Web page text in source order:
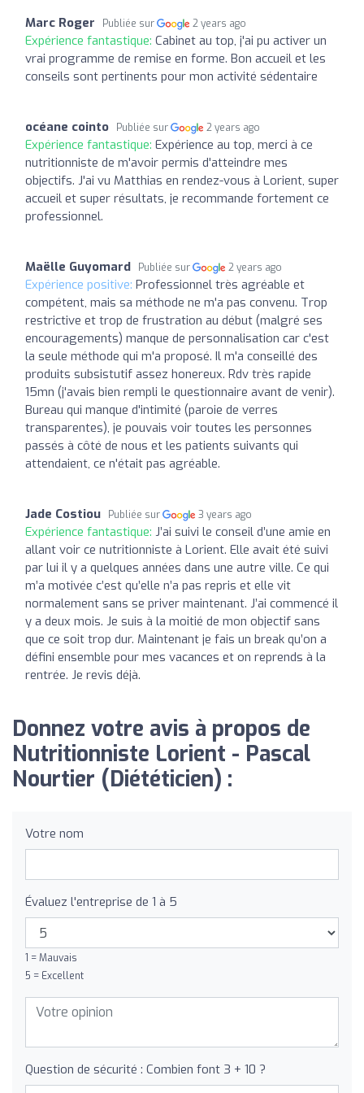
Marc Roger Publiée sur 2 years ago
Expérience fantastique: Cabinet au top, j'ai pu activer un
vrai programme de remise en forme. Bon accueil et les
conseils sont pertinents pour mon activité sédentaire
océane cointo Publiée sur 2 years ago
Expérience fantastique: Expérience au top, merci à ce
nutritionniste de m'avoir permis d'atteindre mes
objectifs. J'ai vu Matthias en rendez-vous à Lorient, super
accueil et super résultats, je recommande fortement ce
professionnel.
Maëlle Guyomard Publiée sur 2 years ago
Expérience positive: Professionnel très agréable et
compétent, mais sa méthode ne m'a pas convenu. Trop
restrictive et trop de frustration au début (malgré ses
encouragements) manque de personnalisation car c'est
la seule méthode qui m'a proposé. Il m'a conseillé des
produits subsistutif assez honereux. Rdv très rapide
15mn (j'avais bien rempli le questionnaire avant de venir).
Bureau qui manque d'intimité (paroie de verres
transparentes), je pouvais voir toutes les personnes
passés à côté de nous et les patients suivants qui
attendaient, ce n'était pas agréable.
Jade Costiou Publiée sur 3 years ago
Expérience fantastique: J’ai suivi le conseil d’une amie en
allant voir ce nutritionniste à Lorient. Elle avait été suivi
par lui il y a quelques années dans une autre ville. Ce qui
m’a motivée c’est qu’elle n’a pas repris et elle vit
normalement sans se priver maintenant. J’ai commencé il
y a deux mois. Je suis à la moitié de mon objectif sans
que ce soit trop dur. Maintenant je fais un break qu’on a
défini ensemble pour mes vacances et on reprends à la
rentrée. Je revis déjà.
Donnez votre avis à propos de
Nutritionniste Lorient - Pascal
Nourtier (Diététicien) :
Votre nom
Évaluez l'entreprise de 1 à 5
1 = Mauvais
5 = Excellent
Question de sécurité : Combien font 3 + 10 ?